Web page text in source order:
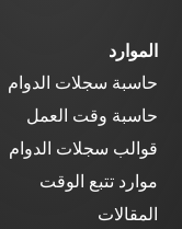
الموارد
حاسبة سجلات الدوام
حاسبة وقت العمل
قوالب سجلات الدوام
موارد تتبع الوقت
المقالات